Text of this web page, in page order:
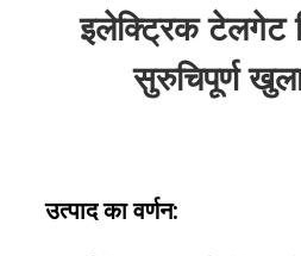
इलेक्ट्रिक टेलगेट
सुरुचिपूर्ण
उत्पाद का वर्णन: